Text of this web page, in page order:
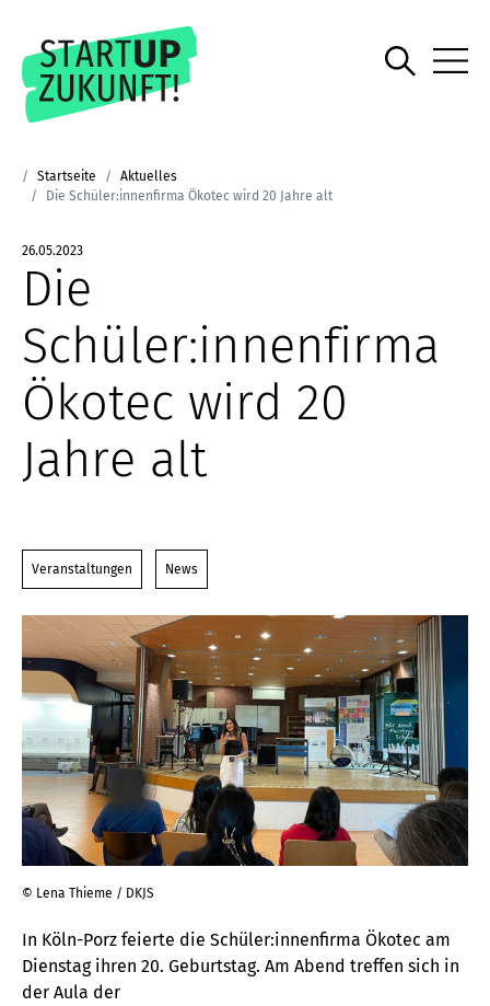
Startseite
Aktuelles
Die Schüler:innenfirma Ökotec wird 20 Jahre alt
26.05.2023
Die
Schüler:innenfirma
Ökotec wird 20
Jahre alt
Veranstaltungen News
© Lena Thieme / DKJS
In Köln-Porz feierte die Schüler:innenfirma Ökotec am
Dienstag ihren 20. Geburtstag. Am Abend treffen sich in
der Aula der